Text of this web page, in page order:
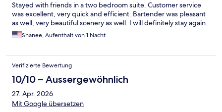
Stayed with friends in a two bedroom suite. Customer service
was excellent, very quick and efficient. Bartender was pleasant
as well, very beautiful scenery as well. I will definitely stay again.
Shanee, Aufenthalt von 1 Nacht
Verifizierte Bewertung
10/10 – Aussergewöhnlich
27. Apr. 2026
Mit Google übersetzen